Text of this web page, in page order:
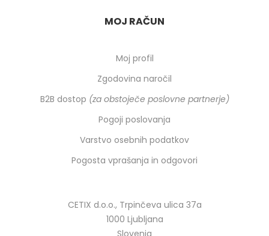
MOJ RAČUN
Moj profil
Zgodovina naročil
B2B dostop (za obstoječe poslovne partnerje)
Pogoji poslovanja
Varstvo osebnih podatkov
Pogosta vprašanja in odgovori
CETIX d.o.o., Trpinčeva ulica 37a
1000 Ljubljana
Slovenia